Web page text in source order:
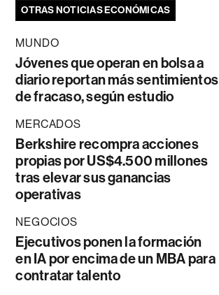
OTRAS NOTICIAS ECONÓMICAS
MUNDO
Jóvenes que operan en bolsa a
diario reportan más sentimientos
de fracaso, según estudio
MERCADOS
Berkshire recompra acciones
propias por US$4.500 millones
tras elevar sus ganancias
operativas
NEGOCIOS
Ejecutivos ponen la formación
en IA por encima de un MBA para
contratar talento